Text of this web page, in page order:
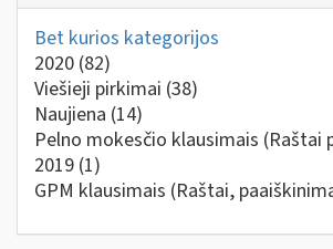
Bet kurios kategorijos
2020 (82)
Viešieji pirkimai (38)
Naujiena (14)
Pelno mokesčio klausimais (Raštai
2019 (1)
GPM klausimais (Raštai,